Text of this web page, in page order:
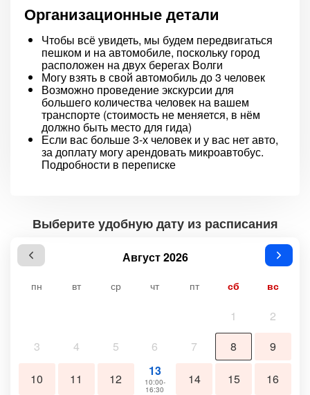
Организационные детали
Чтобы всё увидеть, мы будем передвигаться
пешком и на автомобиле, поскольку город
расположен на двух берегах Волги
Могу взять в свой автомобиль до 3 человек
Возможно проведение экскурсии для
большего количества человек на вашем
транспорте (стоимость не меняется, в нём
должно быть место для гида)
Если вас больше 3-х человек и у вас нет авто,
за доплату могу арендовать микроавтобус.
Подробности в переписке
Выберите удобную дату из расписания
Август 2026
пн вт ср чт пт сб вс
1
2
3
4 5 6 7 8 9
10 11 12
13
10:00-
16:30
14 15
16